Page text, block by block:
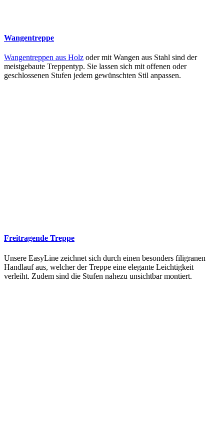
Wangentreppe
Wangentreppen aus Holz oder mit Wangen aus Stahl sind der
meistgebaute Treppentyp. Sie lassen sich mit offenen oder
geschlossenen Stufen jedem gewünschten Stil anpassen.
Freitragende Treppe
Unsere EasyLine zeichnet sich durch einen besonders filigranen
Handlauf aus, welcher der Treppe eine elegante Leichtigkeit
verleiht. Zudem sind die Stufen nahezu unsichtbar montiert.